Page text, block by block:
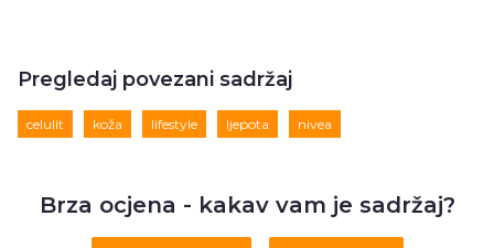
Pregledaj povezani sadržaj
celulit koža lifestyle ljepota nivea
Brza ocjena - kakav vam je sadržaj?